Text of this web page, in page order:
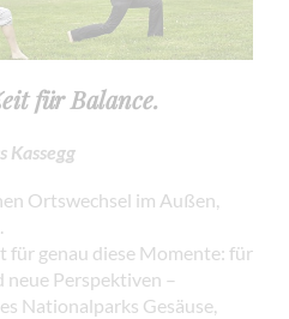
für Balance.
Kassegg
Ortswechsel im Außen,
für genau diese Momente: für
neue Perspektiven –
Nationalparks Gesäuse,